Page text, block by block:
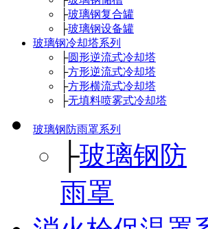
├玻璃钢复合罐
├玻璃钢设备罐
玻璃钢冷却塔系列
├圆形逆流式冷却塔
├方形逆流式冷却塔
├方形横流式冷却塔
├无填料喷雾式冷却塔
玻璃钢防雨罩系列
├玻璃钢防
雨罩